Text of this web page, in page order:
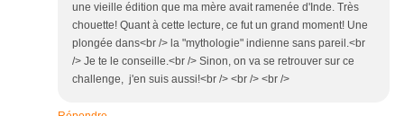
une vieille édition que ma mère avait ramenée d'Inde. Très
chouette! Quant à cette lecture, ce fut un grand moment! Une
plongée dans<br /> la "mythologie" indienne sans pareil.<br
/> Je te le conseille.<br /> Sinon, on va se retrouver sur ce
challenge, j'en suis aussi!<br /> <br /> <br />